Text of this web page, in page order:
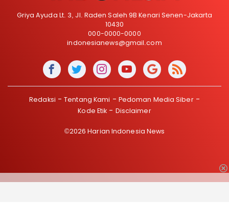
Griya Ayuda Lt. 3, Jl. Raden Saleh 9B Kenari Senen-Jakarta
10430
000-0000-0000
indonesianews@gmail.com
Redaksi Tentang Kami
Pedoman Media Siber
Kode Etik
Disclaimer
©2026 Harian Indonesia News